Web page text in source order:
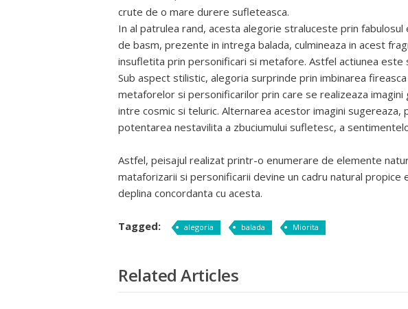
crute de o mare durere sufleteasca.
In al patrulea rand, acesta alegorie straluceste prin
de basm, prezente in intrega balada, culmineaza in acest
insufletita prin personificari si metafore. Astfel actiunea este
Sub aspect stilistic, alegoria surprinde prin imbinarea
metaforelor si personificarilor prin care se realizeaza
intre cosmic si teluric. Alternarea acestor imagini sugereaza,
potentarea nestavilita a zbuciumului sufletesc, a
Astfel, peisajul realizat printr-o enumerare de elemente
mataforizarii si personificarii devine un cadru natural
deplina concordanta cu acesta.
Tagged: alegoria balada Miorita
Related Articles